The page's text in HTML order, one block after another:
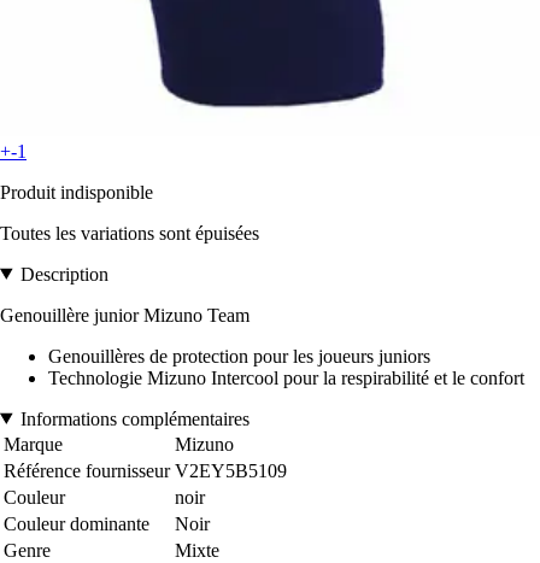
+-1
Produit indisponible
Toutes les variations sont épuisées
Description
Genouillère junior Mizuno Team
Genouillères de protection pour les joueurs juniors
Technologie Mizuno Intercool pour la respirabilité et le confort
Informations complémentaires
Marque
Mizuno
Référence fournisseur V2EY5B5109
Couleur
noir
Couleur dominante
Noir
Genre
Mixte